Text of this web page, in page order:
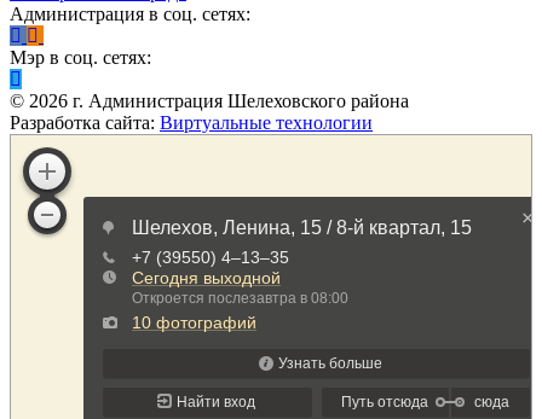
Администрация в соц. сетях:
Мэр в соц. сетях:
© 2026 г. Администрация Шелеховского района
Разработка сайта: Виртуальные технологии